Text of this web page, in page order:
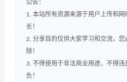
公告：
1. 本站所有资源来源于用户上传和
长！
2. 分享目的仅供大家学习和交流，
除！
3. 不得使用于非法商业用途，不得违
负！